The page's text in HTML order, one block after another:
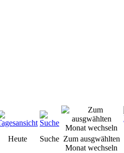
Heute Suche Zum ausgwählten
Monat wechseln